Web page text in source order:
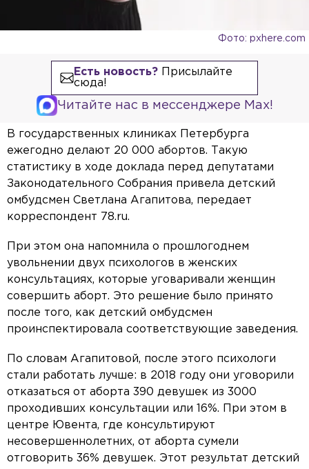
Фото: pxhere.com
Есть новость?Присылайте
сюда!
Читайте нас в мессенджере Max!
В государственных клиниках Петербурга
ежегодно делают 20 000 абортов. Такую
статистику в ходе доклада перед депутатами
Законодательного Собрания привела детский
омбудсмен Светлана Агапитова, передает
корреспондент 78.ru.
При этом она напомнила о прошлогоднем
увольнении двух психологов в женских
консультациях, которые уговаривали женщин
совершить аборт. Это решение было принято
после того, как детский омбудсмен
проинспектировала соответствующие заведения.
По словам Агапитовой, после этого психологи
стали работать лучше: в 2018 году они уговорили
отказаться от аборта 390 девушек из 3000
проходивших консультации или 16%. При этом в
центре Ювента, где консультируют
несовершеннолетних, от аборта сумели
отговорить 36% девушек. Этот результат детский